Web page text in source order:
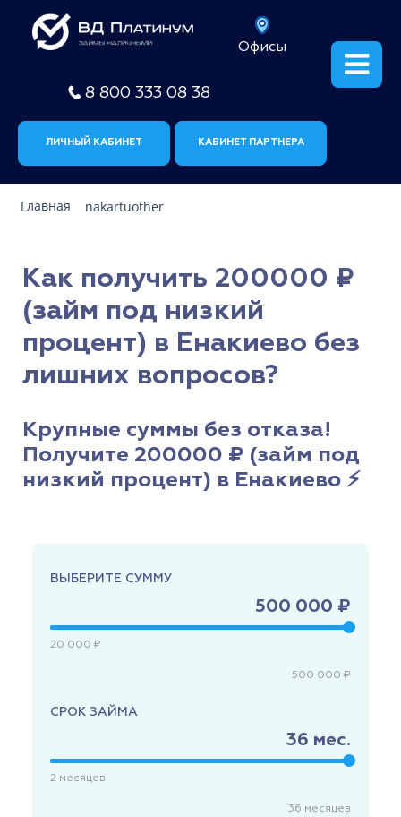
Офисы
8 800 333 08 38
ЛИЧНЫЙ КАБИНЕТ КАБИНЕТ ПАРТНЕРА
Главная nakartuother
Как получить 200000 ₽
(займ под низкий
процент) в Енакиево без
лишних вопросов?
Крупные суммы без отказа!
Получите 200000 ₽ (займ под
низкий процент) в Енакиево ⚡
ВЫБЕРИТЕ СУММУ
500 000 ₽
20 000 ₽
500 000 ₽
СРОК ЗАЙМА
36 мес.
2 месяцев
36 месяцев